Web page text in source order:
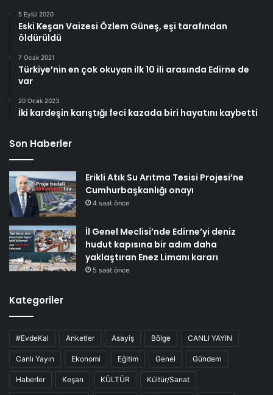
5 Eylül 2020
Eski Keşan Vaizesi Özlem Güneş, eşi tarafından
öldürüldü
7 Ocak 2021
Türkiye’nin en çok okuyan ilk 10 ili arasında Edirne de
var
20 Ocak 2023
İki kardeşin karıştığı feci kazada biri hayatını kaybetti
Son Haberler
Erikli Atık Su Arıtma Tesisi Projesi’ne
Cumhurbaşkanlığı onayı
4 saat önce
İl Genel Meclisi’nde Edirne’yi deniz
hudut kapısına bir adım daha
yaklaştıran Enez Limanı kararı
5 saat önce
Kategoriler
#EvdeKal Anketler Asayiş Bölge CANLI YAYIN
Canlı Yayın Ekonomi Eğitim Genel Gündem
Haberler Keşan KÜLTÜR Kültür/Sanat